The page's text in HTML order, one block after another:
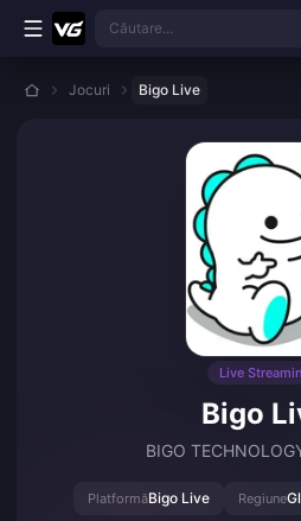
Treci la conținutul principal
Căutare...
Jocuri Bigo Live
Live
Bigo
BIGO
PlatformăBigo Live Regiune